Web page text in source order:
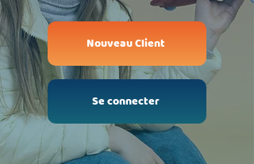
Nouveau Client
Se connecter